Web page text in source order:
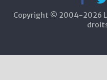
Copyright © 2004-2026